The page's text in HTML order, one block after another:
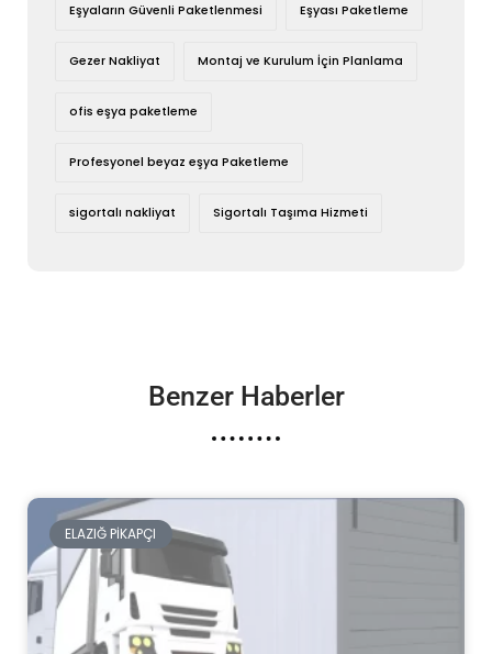
Eşyaların Güvenli Paketlenmesi Eşyası Paketleme
Gezer Nakliyat Montaj ve Kurulum İçin Planlama
ofis eşya paketleme
Profesyonel beyaz eşya Paketleme
sigortalı nakliyat Sigortalı Taşıma Hizmeti
Benzer Haberler
ELAZIĞ PIKAPÇI